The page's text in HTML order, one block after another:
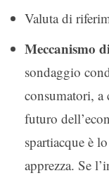
Valuta di
Meccanismo
sondaggio
consumatori, a
futuro
spartiacque è
apprezza. Se